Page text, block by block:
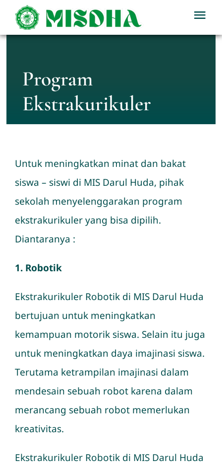
Skip
Berita
Download
Hubungi Kami
Program
Ekstrakurikuler
Untuk meningkatkan minat dan bakat
siswa – siswi di MIS Darul Huda, pihak
sekolah menyelenggarakan program
ekstrakurikuler yang bisa dipilih.
Diantaranya :
1. Robotik
Ekstrakurikuler Robotik di MIS Darul Huda
bertujuan untuk meningkatkan
kemampuan motorik siswa. Selain itu juga
untuk meningkatkan daya imajinasi siswa.
Terutama ketrampilan imajinasi dalam
mendesain sebuah robot karena dalam
merancang sebuah robot memerlukan
kreativitas.
Ekstrakurikuler Robotik di MIS Darul Huda